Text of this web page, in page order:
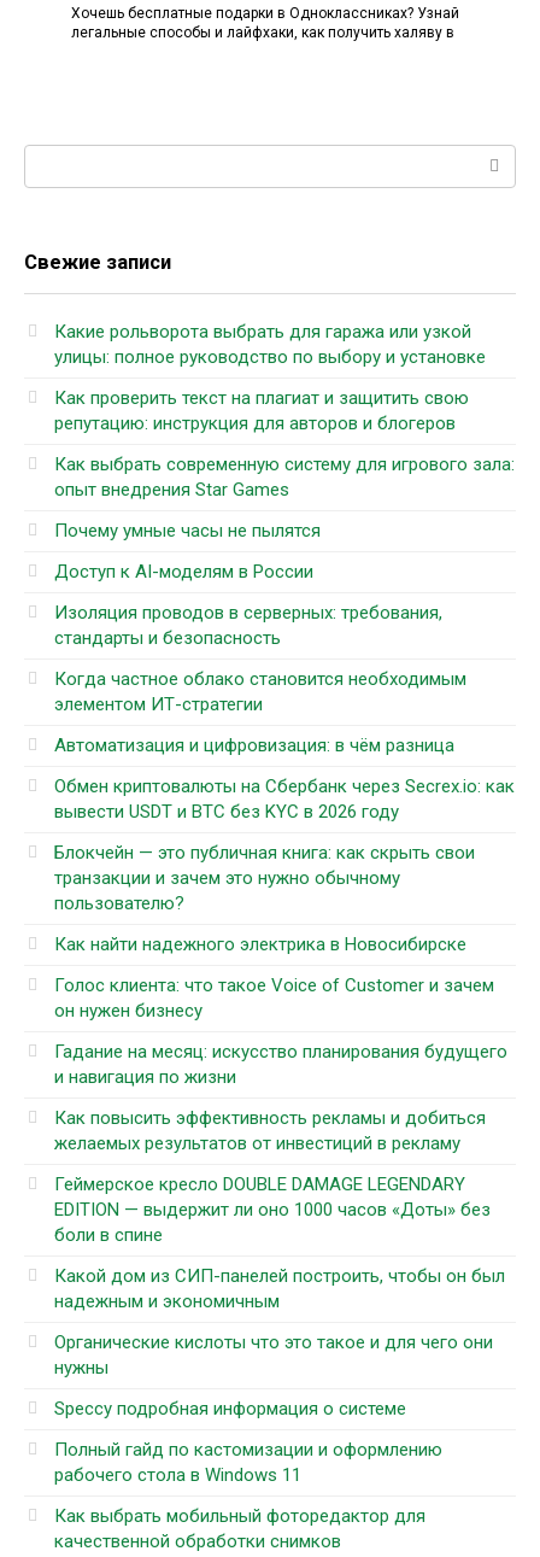
Хочешь бесплатные подарки в Одноклассниках? Узнай
легальные способы и лайфхаки, как получить халяву в
Свежие записи
Какие рольворота выбрать для гаража или узкой
улицы: полное руководство по выбору и установке
Как проверить текст на плагиат и защитить свою
репутацию: инструкция для авторов и блогеров
Как выбрать современную систему для игрового зала:
опыт внедрения Star Games
Почему умные часы не пылятся
Доступ к AI-моделям в России
Изоляция проводов в серверных: требования,
стандарты и безопасность
Когда частное облако становится необходимым
элементом ИТ-стратегии
Автоматизация и цифровизация: в чём разница
Обмен криптовалюты на Сбербанк через Secrex.io: как
вывести USDT и BTC без KYC в 2026 году
Блокчейн — это публичная книга: как скрыть свои
транзакции и зачем это нужно обычному
пользователю?
Как найти надежного электрика в Новосибирске
Голос клиента: что такое Voice of Customer и зачем
он нужен бизнесу
Гадание на месяц: искусство планирования будущего
и навигация по жизни
Как повысить эффективность рекламы и добиться
желаемых результатов от инвестиций в рекламу
Геймерское кресло DOUBLE DAMAGE LEGENDARY
EDITION — выдержит ли оно 1000 часов «Доты» без
боли в спине
Какой дом из СИП-панелей построить, чтобы он был
надежным и экономичным
Органические кислоты что это такое и для чего они
нужны
Speccy подробная информация о системе
Полный гайд по кастомизации и оформлению
рабочего стола в Windows 11
Как выбрать мобильный фоторедактор для
качественной обработки снимков